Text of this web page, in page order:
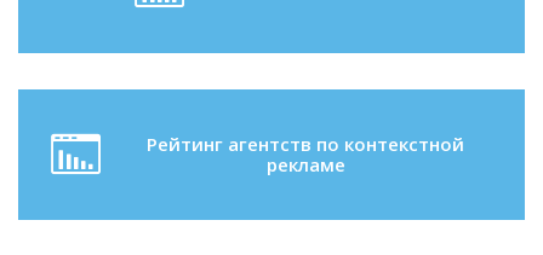
Рейтинг агентств по контекстной
рекламе